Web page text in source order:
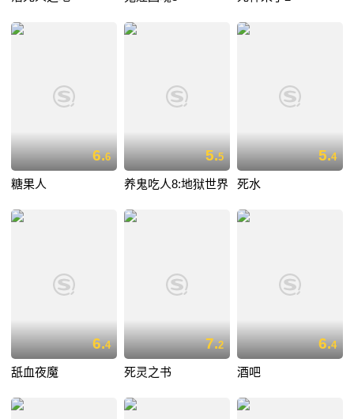
6.6
糖果人
5.5
养鬼吃人8:地狱世界
5.4
死水
6.4
舐血夜魔
7.2
死灵之书
6.4
酒吧